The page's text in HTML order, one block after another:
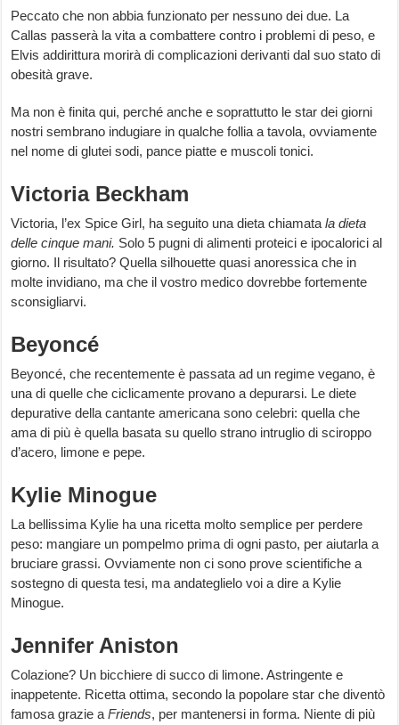
Peccato che non abbia funzionato per nessuno dei due. La
Callas passerà la vita a combattere contro i problemi di peso, e
Elvis addirittura morirà di complicazioni derivanti dal suo stato di
obesità grave.
Ma non è finita qui, perché anche e soprattutto le star dei giorni
nostri sembrano indugiare in qualche follia a tavola, ovviamente
nel nome di glutei sodi, pance piatte e muscoli tonici.
Victoria Beckham
Victoria, l’ex Spice Girl, ha seguito una dieta chiamatala dieta
delle cinque mani. Solo 5 pugni di alimenti proteici e ipocalorici al
giorno. Il risultato? Quella silhouette quasi anoressica che in
molte invidiano, ma che il vostro medico dovrebbe fortemente
sconsigliarvi.
Beyoncé
Beyoncé, che recentemente è passata ad un regime vegano, è
una di quelle che ciclicamente provano a depurarsi. Le diete
depurative della cantante americana sono celebri: quella che
ama di più è quella basata su quello strano intruglio di sciroppo
d’acero, limone e pepe.
Kylie Minogue
La bellissima Kylie ha una ricetta molto semplice per perdere
peso: mangiare un pompelmo prima di ogni pasto, per aiutarla a
bruciare grassi. Ovviamente non ci sono prove scientifiche a
sostegno di questa tesi, ma andateglielo voi a dire a Kylie
Minogue.
Jennifer Aniston
Colazione? Un bicchiere di succo di limone. Astringente e
inappetente. Ricetta ottima, secondo la popolare star che diventò
famosa grazie aFriends, per mantenersi in forma. Niente di più